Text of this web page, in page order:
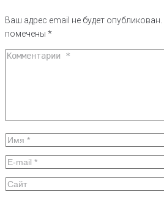
Ваш адрес email не будет опубликован.
помечены *